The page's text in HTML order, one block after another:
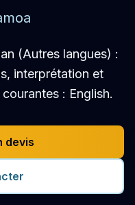
(Autres langues) :
interprétation et
: English.
devis